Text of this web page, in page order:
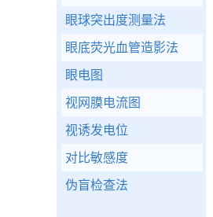
眼球突出度测量法
眼底荧光血管造影法
眼电图
视网膜电流图
视诱发电位
对比敏感度
伪盲检查法